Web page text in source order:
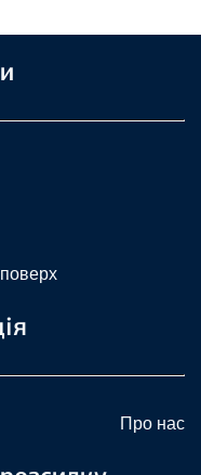
Про нас